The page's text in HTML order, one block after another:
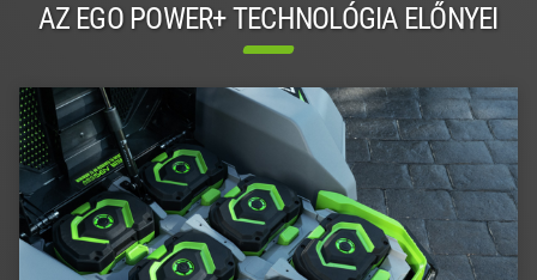
AZ EGO POWER+ TECHNOLÓGIA ELŐNYEI